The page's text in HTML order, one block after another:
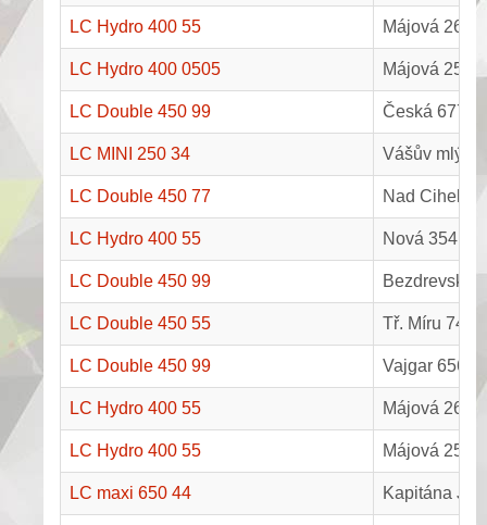
LC Hydro 400 55 Májová 26,
LC Hydro 400 0505 Májová 25,
LC Double 450 99 Česká 677,
LC MINI 250 34 Vášův mlýn
LC Double 450 77 Nad
LC Hydro 400 55 Nová 354,
LC Double 450 99 Bezdrevská
LC Double 450 55 Tř. Míru 745,
LC Double 450 99 Vajgar 656,
LC Hydro 400 55 Májová 26,
LC Hydro 400 55 Májová 25,
LC maxi 650 44 Kapitána